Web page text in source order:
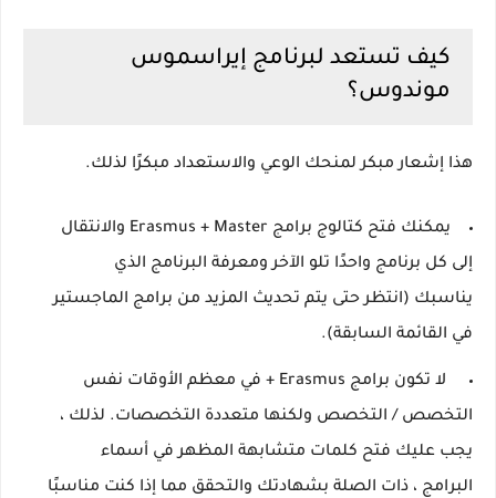
كيف تستعد لبرنامج إيراسموس
موندوس؟
هذا إشعار مبكر لمنحك الوعي والاستعداد مبكرًا لذلك.
يمكنك فتح كتالوج برامج Erasmus + Master
والانتقال
إلى كل برنامج واحدًا تلو الآخر ومعرفة البرنامج الذي
يناسبك (انتظر حتى يتم تحديث المزيد من برامج الماجستير
في القائمة السابقة).
لا تكون برامج Erasmus + في
معظم الأوقات نفس
التخصص / التخصص ولكنها متعددة التخصصات. لذلك ،
يجب عليك فتح كلمات متشابهة المظهر في أسماء
البرامج ، ذات الصلة بشهادتك والتحقق مما إذا كنت مناسبًا